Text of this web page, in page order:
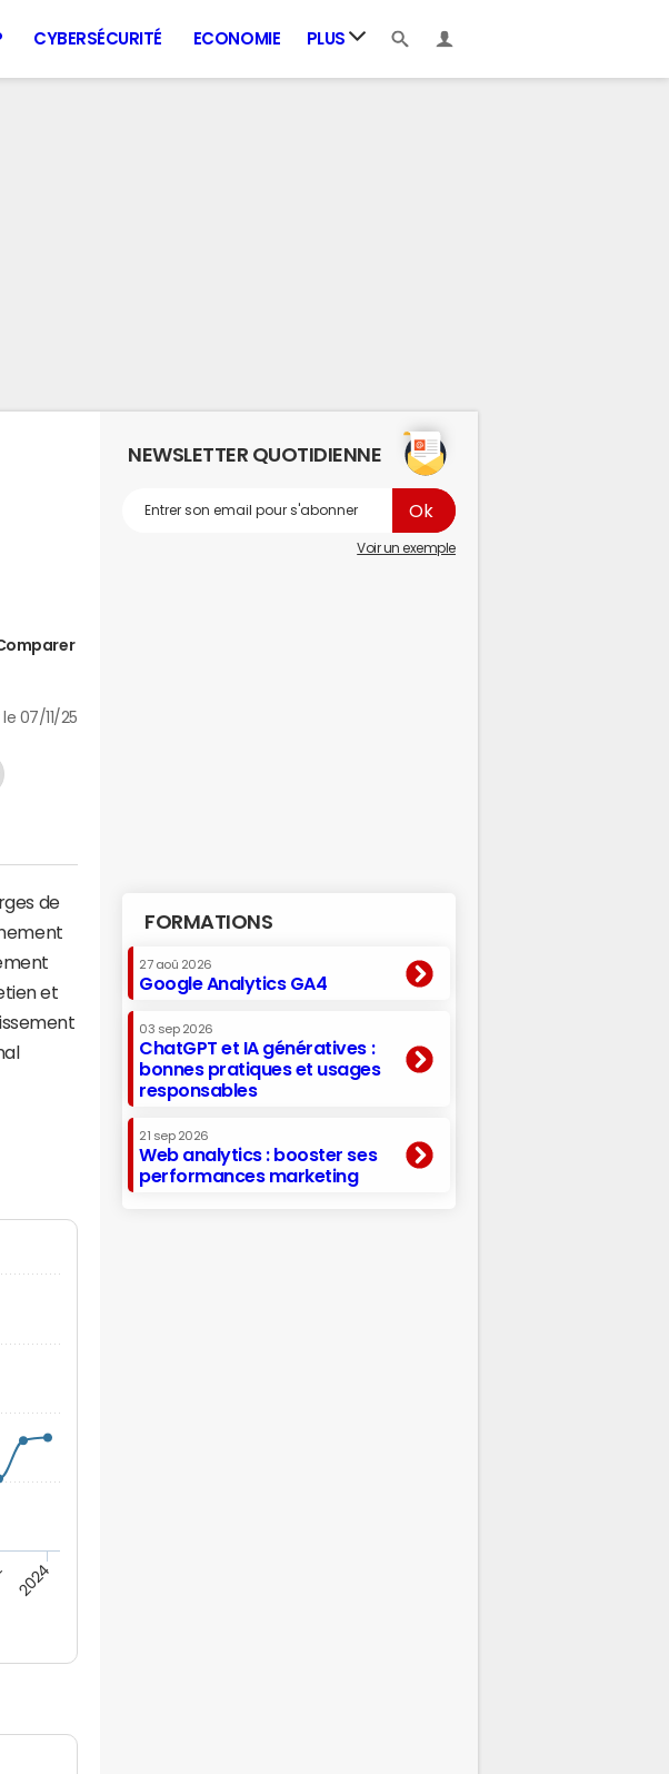
CYBERSÉCURITÉ ECONOMIE PLUS
07/11/25
de
et
2024
NEWSLETTER QUOTIDIENNE
Voir un exemple
FORMATIONS
27 aoû 2026
Google Analytics GA4
03 sep 2026
ChatGPT et IA génératives :
bonnes pratiques et usages
responsables
21 sep 2026
Web analytics : booster ses
performances marketing